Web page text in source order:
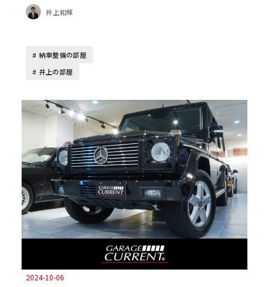
井上和輝
納車整備の部屋
井上の部屋
2024-10-06